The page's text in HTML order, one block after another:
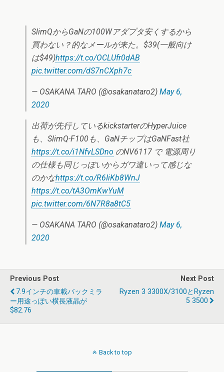
SlimQからGaNの100Wアダプタ安くするから
買わない？的なメールが来た。$39(一般向け
は$49)https://t.co/OCLUfr0dAB
pic.twitter.com/dS7nCXph7c
— OSAKANA TARO (@osakanataro2) May 6,
2020
出荷が先行しているkickstarterのHyperJuice
も、SlimQ-F100も、GaNチップはGaNFast社
https://t.co/i1NfvLSDno のNV6117 で 電源周り
の仕様も同じっぽいからガワ違いって感じな
のかなhttps://t.co/R6IiKb8WnJ
https://t.co/tA3OmKwYuM
pic.twitter.com/6N7R8a8tC5
— OSAKANA TARO (@osakanataro2) May 6,
2020
Previous Post
7.9インチの車載バックミラ
ー用途っぽい横長液晶が
$82.76
Next Post
Ryzen 3 3300X/3100とRyzen
5 3500
Back to top